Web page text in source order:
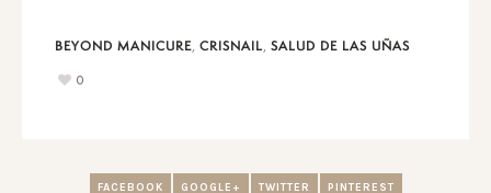
BEYOND MANICURE, CRISNAIL, SALUD DE LAS UÑAS
0
FACEBOOK GOOGLE+ TWITTER PINTEREST